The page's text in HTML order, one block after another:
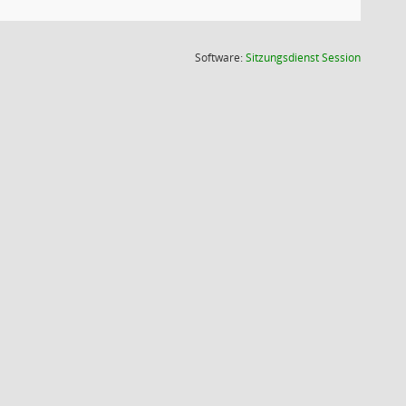
Software:SitzungsdienstSession(Wird in